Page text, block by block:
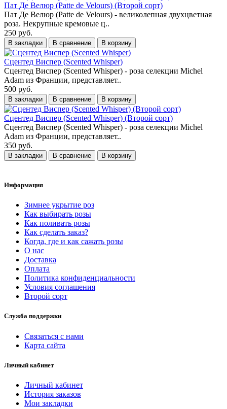
Пат Де Велюр (Patte de Velours) (Второй сорт)
Пат Де Велюр (Patte de Velours) - великолепная двухцветная
роза. Некрупные кремовые ц..
250 руб.
В закладки В сравнение В корзину
Сцентед Виспер (Scented Whisper)
Сцентед Виспер (Scented Whisper) - роза селекции Michel
Adam из Франции, представляет..
500 руб.
В закладки В сравнение В корзину
Сцентед Виспер (Scented Whisper) (Второй сорт)
Сцентед Виспер (Scented Whisper) - роза селекции Michel
Adam из Франции, представляет..
350 руб.
В закладки В сравнение В корзину
Информация
Зимнее укрытие роз
Как выбирать розы
Как поливать розы
Как сделать заказ?
Когда, где и как сажать розы
О нас
Доставка
Оплата
Политика конфиденциальности
Условия соглашения
Второй сорт
Служба поддержки
Связаться с нами
Карта сайта
Личный кабинет
Личный кабинет
История заказов
Мои закладки